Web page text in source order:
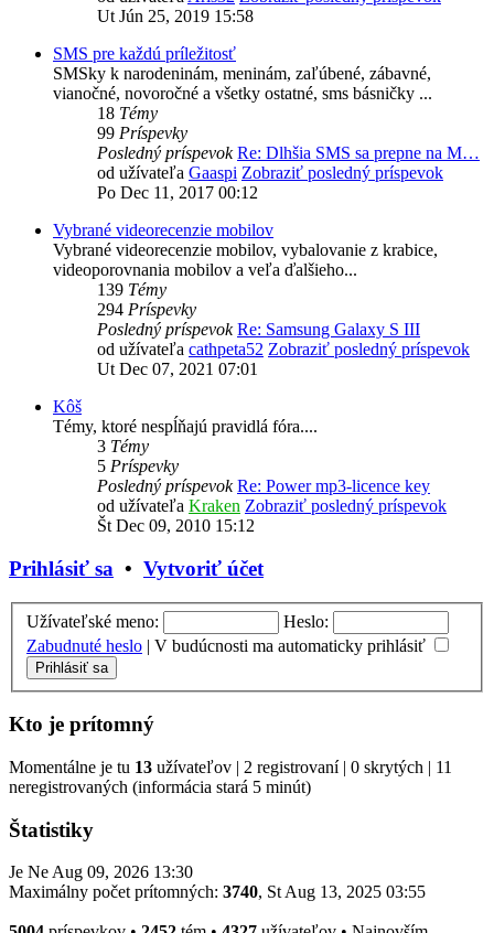
Ut Jún 25, 2019 15:58
SMS pre každú príležitosť
SMSky k narodeninám, meninám, zaľúbené, zábavné,
vianočné, novoročné a všetky ostatné, sms básničky ...
18 Témy
99 Príspevky
Posledný príspevok Re: Dlhšia SMS sa prepne na M…
od užívateľa Gaaspi Zobraziť posledný príspevok
Po Dec 11, 2017 00:12
Vybrané videorecenzie mobilov
Vybrané videorecenzie mobilov, vybalovanie z krabice,
videoporovnania mobilov a veľa ďalšieho...
139 Témy
294 Príspevky
Posledný príspevok Re: Samsung Galaxy S III
od užívateľa cathpeta52 Zobraziť posledný príspevok
Ut Dec 07, 2021 07:01
Kôš
Témy, ktoré nespĺňajú pravidlá fóra....
3 Témy
5 Príspevky
Posledný príspevok Re: Power mp3-licence key
od užívateľa Kraken Zobraziť posledný príspevok
Št Dec 09, 2010 15:12
Prihlásiť sa • Vytvoriť účet
Užívateľské meno:
Heslo:
Zabudnuté heslo | V budúcnosti ma automaticky prihlásiť
Kto je prítomný
Momentálne je tu 13 užívateľov | 2 registrovaní | 0 skrytých | 11
neregistrovaných (informácia stará 5 minút)
Štatistiky
Je Ne Aug 09, 2026 13:30
Maximálny počet prítomných: 3740, St Aug 13, 2025 03:55